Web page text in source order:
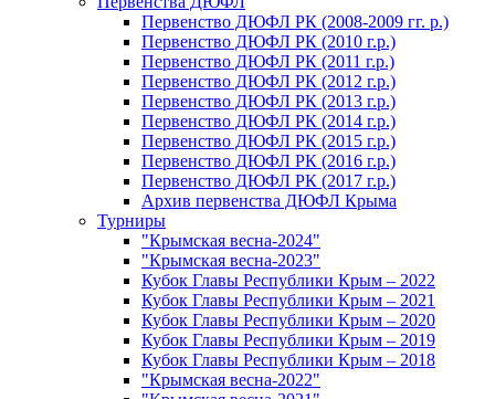
Первенство ДЮФЛ РК (2008-2009 гг. р.)
Первенство ДЮФЛ РК (2010 г.р.)
Первенство ДЮФЛ РК (2011 г.р.)
Первенство ДЮФЛ РК (2012 г.р.)
Первенство ДЮФЛ РК (2013 г.р.)
Первенство ДЮФЛ РК (2014 г.р.)
Первенство ДЮФЛ РК (2015 г.р.)
Первенство ДЮФЛ РК (2016 г.р.)
Первенство ДЮФЛ РК (2017 г.р.)
Архив первенства ДЮФЛ Крыма
Турниры
"Крымская весна-2024"
"Крымская весна-2023"
Кубок Главы Республики Крым – 2022
Кубок Главы Республики Крым – 2021
Кубок Главы Республики Крым – 2020
Кубок Главы Республики Крым – 2019
Кубок Главы Республики Крым – 2018
"Крымская весна-2022"